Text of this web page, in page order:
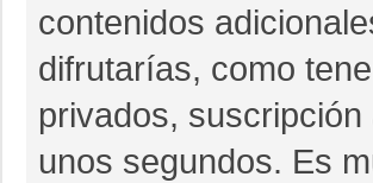
contenidos
difrutarías, como
privados,
unos segundos. Es